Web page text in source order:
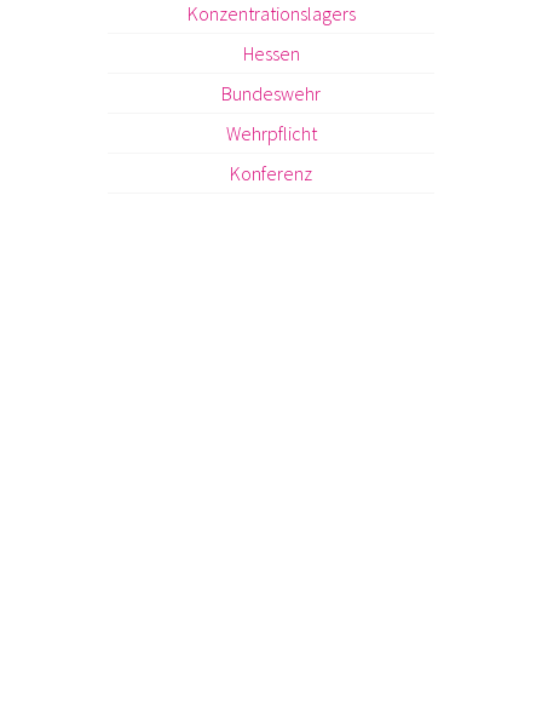
Konzentrationslagers
Hessen
Bundeswehr
Wehrpflicht
Konferenz